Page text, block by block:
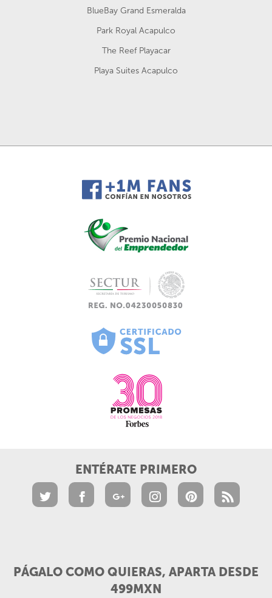
BlueBay Grand Esmeralda
Park Royal Acapulco
The Reef Playacar
Playa Suites Acapulco
ENTÉRATE PRIMERO
PÁGALO COMO QUIERAS, APARTA DESDE
499MXN